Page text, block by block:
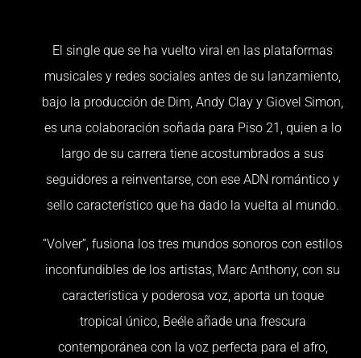
El single que se ha vuelto viral en las plataformas
musicales y redes sociales antes de su lanzamiento,
bajo la producción de Dim, Andy Clay y Giovel Simon,
es una colaboración soñada para Piso 21, quien a lo
largo de su carrera tiene acostumbrados a sus
seguidores a reinventarse, con ese ADN romántico y
sello característico que ha dado la vuelta al mundo.
“Volver”, fusiona los tres mundos sonoros con estilos
inconfundibles de los artistas, Marc Anthony, con su
característica y poderosa voz, aporta un toque
tropical único, Beéle añade una frescura
contemporánea con la voz perfecta para el afro,